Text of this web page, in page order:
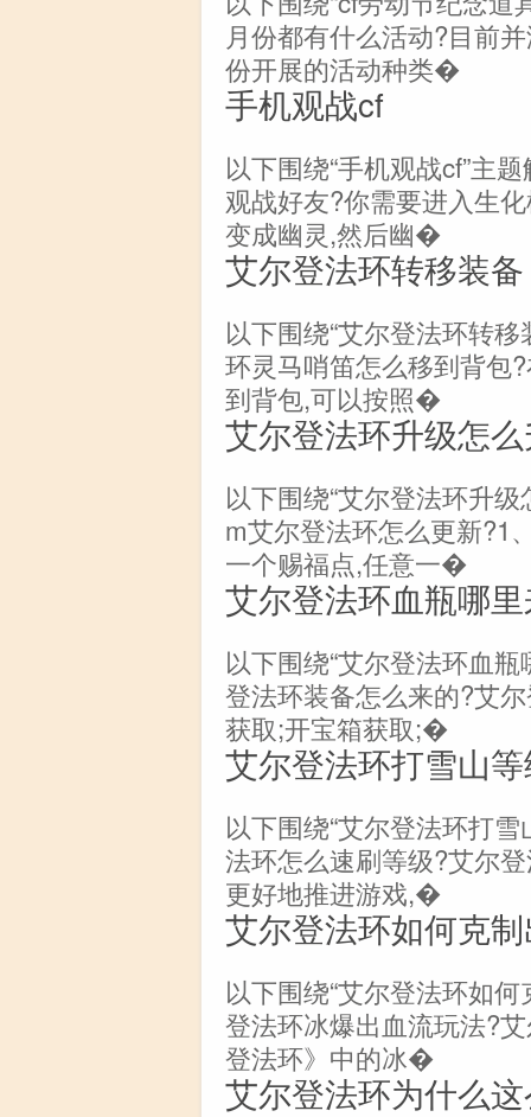
月份都有什么活动?目前
份开展的活动种类�
手机观战cf
以下围绕“手机观战cf”主
观战好友?你需要进入生
变成幽灵,然后幽�
艾尔登法环转移装备
以下围绕“艾尔登法环转
环灵马哨笛怎么移到背包
到背包,可以按照�
艾尔登法环升级怎
以下围绕“艾尔登法环升
m艾尔登法环怎么更新?1
一个赐福点,任意一�
艾尔登法环血瓶哪
以下围绕“艾尔登法环血
登法环装备怎么来的?艾
获取;开宝箱获取;�
艾尔登法环打雪山
以下围绕“艾尔登法环打
法环怎么速刷等级?艾尔
更好地推进游戏,�
艾尔登法环如何克
以下围绕“艾尔登法环如
登法环冰爆出血流玩法?
登法环》中的冰�
艾尔登法环为什么